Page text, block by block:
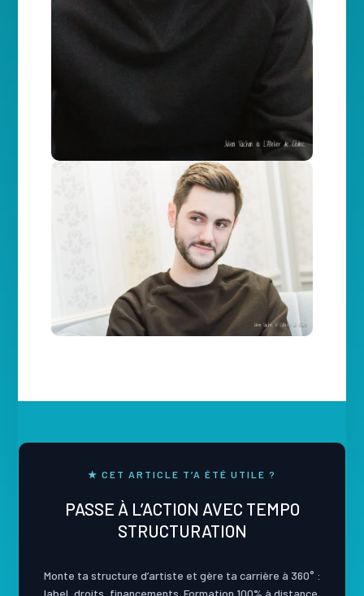
★ CET ARTICLE T’A ÉTÉ UTILE ?
PASSE À L’ACTION AVEC TEMPO
STRUCTURATION
Monte ta structure d’artiste et gère ta carrière à 360° :
label, droits, financements. Formation 100% à distance,